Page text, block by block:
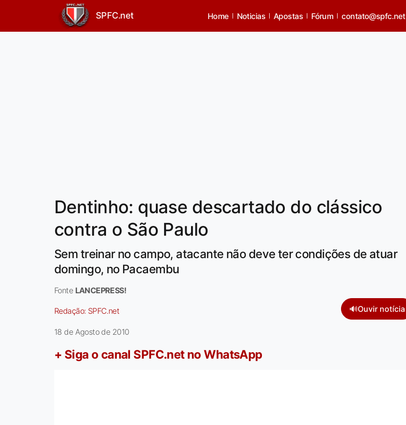
SPFC.net Home Noticias Apostas Fórum contato@spfc.net
Dentinho: quase descartado do clássico
contra o São Paulo
Sem treinar no campo, atacante não deve ter condições de atuar
domingo, no Pacaembu
Fonte LANCEPRESS!
Redação: SPFC.net 🔊Ouvir notícia
18 de Agosto de 2010
+ Siga o canal SPFC.net no WhatsApp